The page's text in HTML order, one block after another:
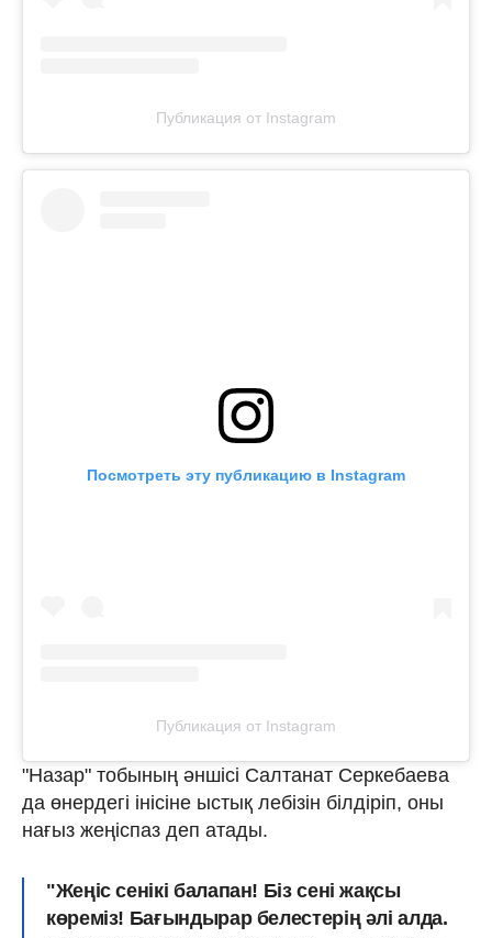
Публикация от Instagram
Посмотреть эту публикацию в Instagram
Публикация от Instagram
"Назар" тобының әншісі Салтанат Серкебаева
да өнердегі інісіне ыстық лебізін білдіріп, оны
нағыз жеңіспаз деп атады.
"Жеңіс сенікі балапан! Біз сені жақсы
көреміз! Бағындырар белестерің əлі алда.